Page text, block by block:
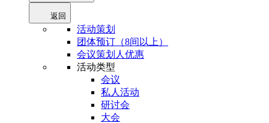
返回
活动策划
团体预订（8间以上）
会议策划人优惠
活动类型
会议
私人活动
研讨会
大会